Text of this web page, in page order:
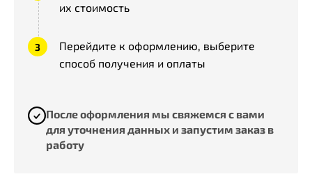
их стоимость
Перейдите к оформлению, выберите
способ получения и оплаты
После оформления мы свяжемся с вами
для уточнения данных и запустим заказ в
работу